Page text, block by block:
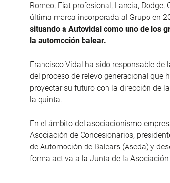
Romeo, Fiat profesional, Lancia,
última marca incorporada al Grupo en
situando a Autovidal como uno de los
la automoción balear.
Francisco Vidal ha sido responsable
del proceso de relevo generacional que
proyectar su futuro con la dirección de
la quinta.
En el ámbito del asociacionismo
Asociación de Concesionarios,
de Automoción de Balears (Aseda) y
forma activa a la Junta de la